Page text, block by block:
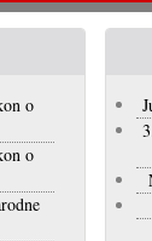
o
o